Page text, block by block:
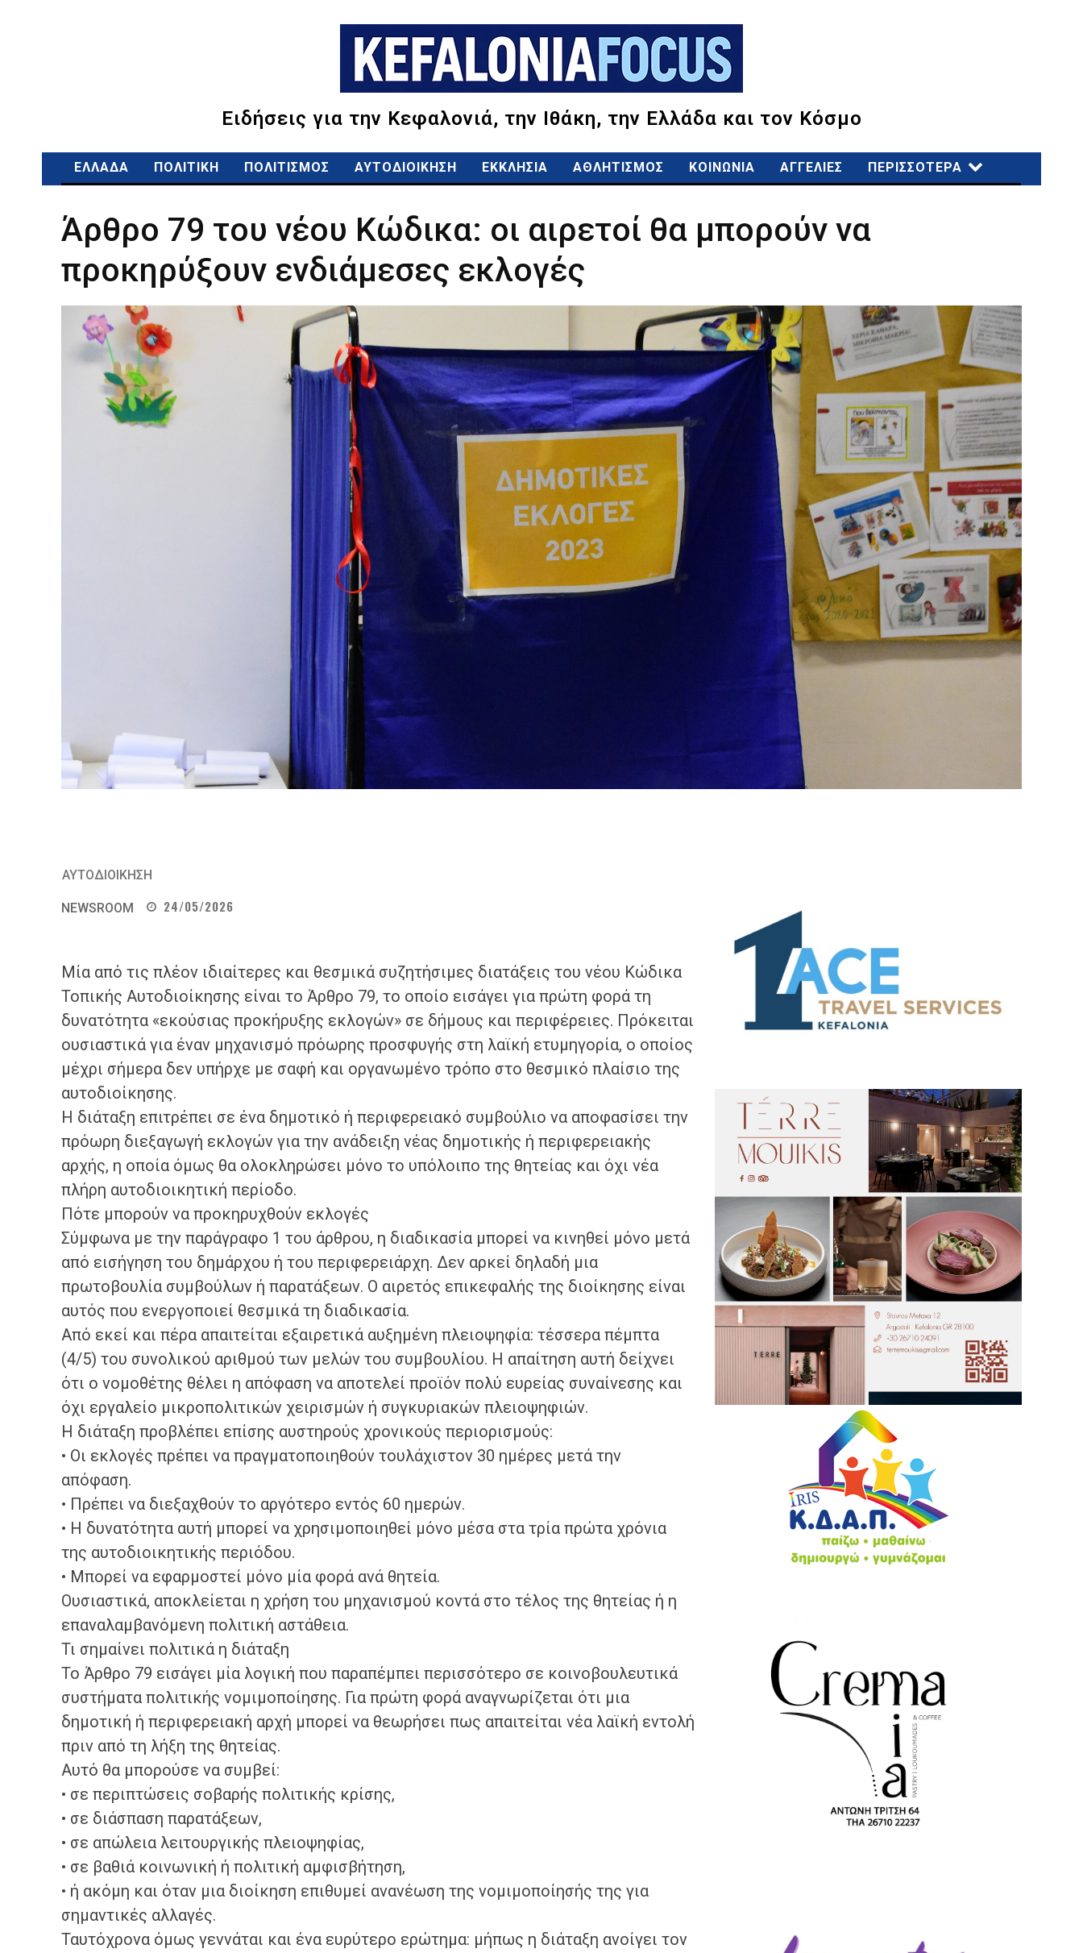
Ειδήσεις για την Κεφαλονιά, την Ιθάκη, την Ελλάδα και τον Κόσμο
ΕΛΛΑΔΑ ΠΟΛΙΤΙΚΗ ΠΟΛΙΤΙΣΜΟΣ ΑΥΤΟΔΙΟΙΚΗΣΗ ΕΚΚΛΗΣΙΑ ΑΘΛΗΤΙΣΜΟΣ ΚΟΙΝΩΝΙΑ ΑΓΓΕΛΙΕΣ ΠΕΡΙΣΣΟΤΕΡΑ
Άρθρο 79 του νέου Κώδικα: οι αιρετοί θα μπορούν να
προκηρύξουν ενδιάμεσες εκλογές
ΑΥΤΟΔΙΟΙΚΗΣΗ
NEWSROOM 24/05/2026
Μία από τις πλέον ιδιαίτερες και θεσμικά συζητήσιμες διατάξεις του νέου Κώδικα
Τοπικής Αυτοδιοίκησης είναι το Άρθρο 79, το οποίο εισάγει για πρώτη φορά τη
δυνατότητα «εκούσιας προκήρυξης εκλογών» σε δήμους και περιφέρειες. Πρόκειται
ουσιαστικά για έναν μηχανισμό πρόωρης προσφυγής στη λαϊκή ετυμηγορία, ο οποίος
μέχρι σήμερα δεν υπήρχε με σαφή και οργανωμένο τρόπο στο θεσμικό πλαίσιο της
αυτοδιοίκησης.
Η διάταξη επιτρέπει σε ένα δημοτικό ή περιφερειακό συμβούλιο να αποφασίσει την
πρόωρη διεξαγωγή εκλογών για την ανάδειξη νέας δημοτικής ή περιφερειακής
αρχής, η οποία όμως θα ολοκληρώσει μόνο το υπόλοιπο της θητείας και όχι νέα
πλήρη αυτοδιοικητική περίοδο.
Πότε μπορούν να προκηρυχθούν εκλογές
Σύμφωνα με την παράγραφο 1 του άρθρου, η διαδικασία μπορεί να κινηθεί μόνο μετά
από εισήγηση του δημάρχου ή του περιφερειάρχη. Δεν αρκεί δηλαδή μια
πρωτοβουλία συμβούλων ή παρατάξεων. Ο αιρετός επικεφαλής της διοίκησης είναι
αυτός που ενεργοποιεί θεσμικά τη διαδικασία.
Από εκεί και πέρα απαιτείται εξαιρετικά αυξημένη πλειοψηφία: τέσσερα πέμπτα
(4/5) του συνολικού αριθμού των μελών του συμβουλίου. Η απαίτηση αυτή δείχνει
ότι ο νομοθέτης θέλει η απόφαση να αποτελεί προϊόν πολύ ευρείας συναίνεσης και
όχι εργαλείο μικροπολιτικών χειρισμών ή συγκυριακών πλειοψηφιών.
Η διάταξη προβλέπει επίσης αυστηρούς χρονικούς περιορισμούς:
• Οι εκλογές πρέπει να πραγματοποιηθούν τουλάχιστον 30 ημέρες μετά την
απόφαση.
• Πρέπει να διεξαχθούν το αργότερο εντός 60 ημερών.
• Η δυνατότητα αυτή μπορεί να χρησιμοποιηθεί μόνο μέσα στα τρία πρώτα χρόνια
της αυτοδιοικητικής περιόδου.
• Μπορεί να εφαρμοστεί μόνο μία φορά ανά θητεία.
Ουσιαστικά, αποκλείεται η χρήση του μηχανισμού κοντά στο τέλος της θητείας ή η
επαναλαμβανόμενη πολιτική αστάθεια.
Τι σημαίνει πολιτικά η διάταξη
Το Άρθρο 79 εισάγει μία λογική που παραπέμπει περισσότερο σε κοινοβουλευτικά
συστήματα πολιτικής νομιμοποίησης. Για πρώτη φορά αναγνωρίζεται ότι μια
δημοτική ή περιφερειακή αρχή μπορεί να θεωρήσει πως απαιτείται νέα λαϊκή εντολή
πριν από τη λήξη της θητείας.
Αυτό θα μπορούσε να συμβεί:
• σε περιπτώσεις σοβαρής πολιτικής κρίσης,
• σε διάσπαση παρατάξεων,
• σε απώλεια λειτουργικής πλειοψηφίας,
• σε βαθιά κοινωνική ή πολιτική αμφισβήτηση,
• ή ακόμη και όταν μια διοίκηση επιθυμεί ανανέωση της νομιμοποίησής της για
σημαντικές αλλαγές.
Ταυτόχρονα όμως γεννάται και ένα ευρύτερο ερώτημα: μήπως η διάταξη ανοίγει τον